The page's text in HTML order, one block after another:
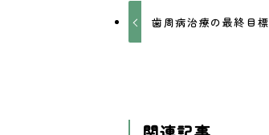
歯周病治療の最終目標